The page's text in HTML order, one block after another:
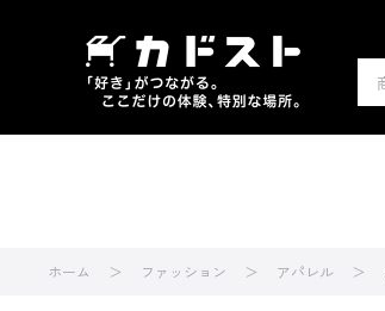
ホーム ファッション アパレル